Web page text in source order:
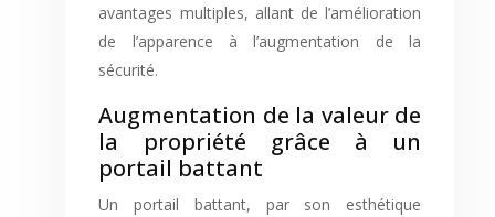
avantages multiples, allant de l’amélioration
de l’apparence à l’augmentation de la
sécurité.
Augmentation de la valeur de
la propriété grâce à un
portail battant
Un portail battant, par son esthétique